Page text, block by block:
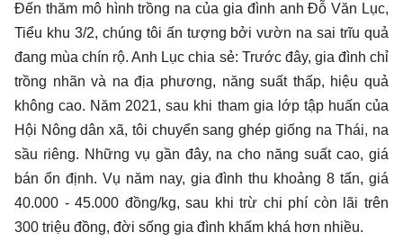
Đến thăm mô hình trồng na của gia đình anh Đỗ Văn Lục,
Tiểu khu 3/2, chúng tôi ấn tượng bởi vườn na sai trĩu quả
đang mùa chín rộ. Anh Lục chia sẻ: Trước đây, gia đình chỉ
trồng nhãn và na địa phương, năng suất thấp, hiệu quả
không cao. Năm 2021, sau khi tham gia lớp tập huấn của
Hội Nông dân xã, tôi chuyển sang ghép giống na Thái, na
sầu riêng. Những vụ gần đây, na cho năng suất cao, giá
bán ổn định. Vụ năm nay, gia đình thu khoảng 8 tấn, giá
40.000 - 45.000 đồng/kg, sau khi trừ chi phí còn lãi trên
300 triệu đồng, đời sống gia đình khấm khá hơn nhiều.